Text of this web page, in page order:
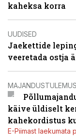
kaheksa korra
UUDISED
Jaekettide
veeretada ostja
käive üldiselt
kahekordistus
E-Piimast laekumata